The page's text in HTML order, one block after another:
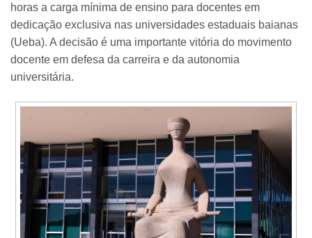
horas a carga mínima de ensino para docentes em
dedicação exclusiva nas universidades estaduais baianas
(Ueba). A decisão é uma importante vitória do movimento
docente em defesa da carreira e da autonomia
universitária.